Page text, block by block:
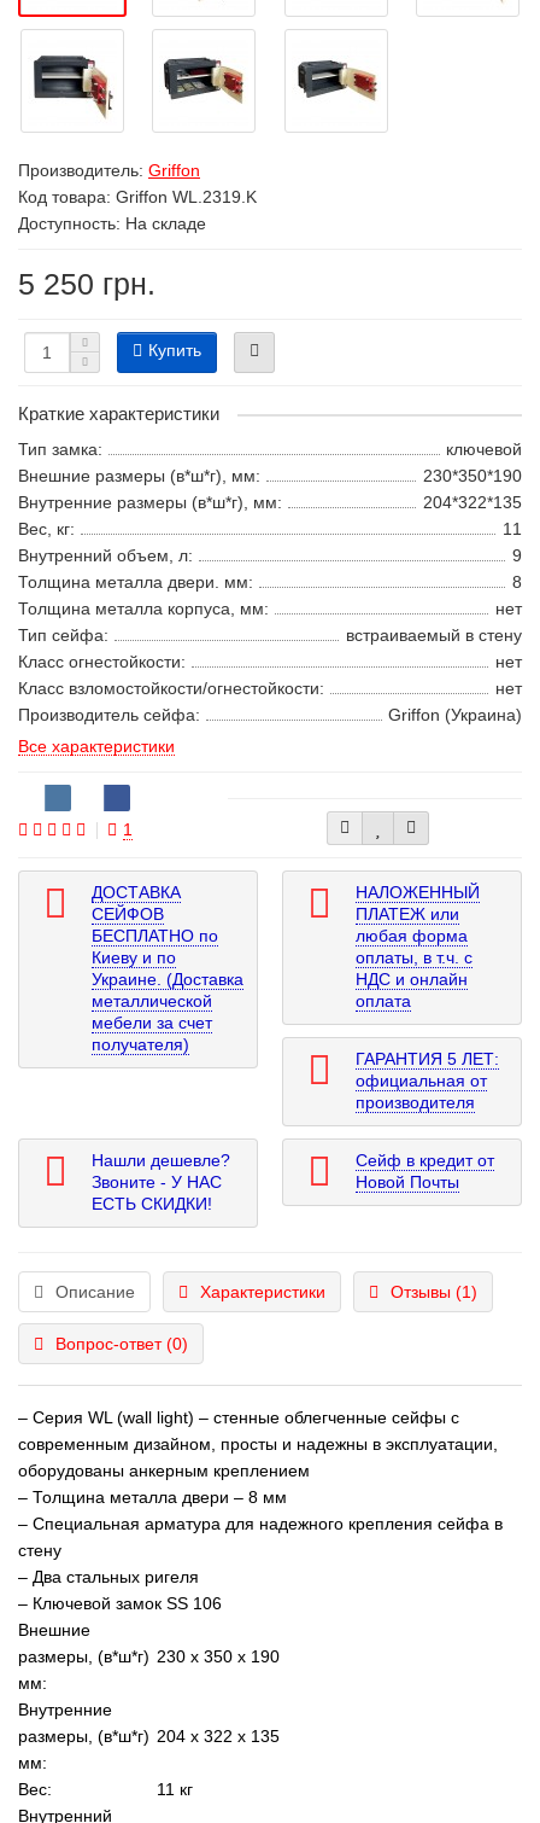
Производитель: Griffon
Код товара: Griffon WL.2319.K
Доступность: На складе
5 250 грн.
Купить
Краткие характеристики
Тип замка:
ключевой
Внешние размеры (в*ш*г), мм:
230*350*190
Внутренние размеры (в*ш*г), мм:
204*322*135
Вес, кг:
11
Внутренний объем, л:
9
Толщина металла двери. мм:
8
Толщина металла корпуса, мм:
нет
Тип сейфа:
встраиваемый в стену
Класс огнестойкости:
нет
Класс взломостойкости/огнестойкости:
нет
Производитель сейфа:
Griffon (Украина)
Все характеристики
1
ДОСТАВКА
СЕЙФОВ
БЕСПЛАТНО по
Киеву и по
Украине. (Доставка
металлической
мебели за счет
получателя)
НАЛОЖЕННЫЙ
ПЛАТЕЖ или
любая форма
оплаты, в т.ч. с
НДС и онлайн
оплата
ГАРАНТИЯ 5 ЛЕТ:
официальная от
производителя
Нашли дешевле?
Звоните - У НАС
ЕСТЬ СКИДКИ!
Сейф в кредит от
Новой Почты
Описание Характеристики Отзывы (1)
Вопрос-ответ(0)
– Серия WL (wall light) – стенные облегченные сейфы с
современным дизайном, просты и надежны в эксплуатации,
оборудованы анкерным креплением
– Толщина металла двери – 8 мм
– Специальная арматура для надежного крепления сейфа в
стену
– Два стальных ригеля
– Ключевой замок SS 106
Внешние
размеры, (в*ш*г)
мм:
230 х 350 х 190
Внутренние
размеры, (в*ш*г)
мм:
204 х 322 х 135
Вес:
11 кг
Внутренний